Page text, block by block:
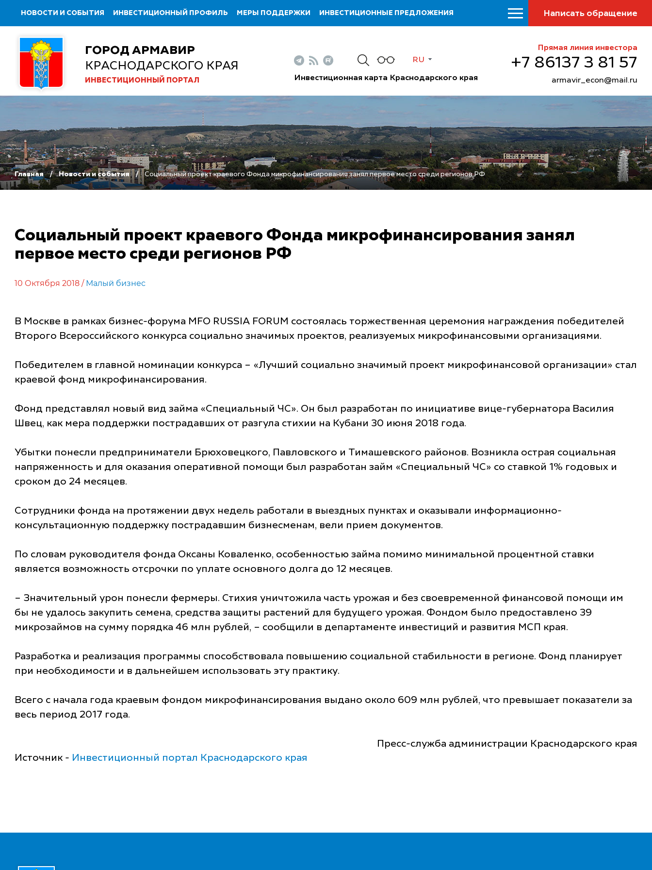
НОВОСТИ И СОБЫТИЯ ИНВЕСТИЦИОННЫЙ ПРОФИЛЬ МЕРЫ ПОДДЕРЖКИ ИНВЕСТИЦИОННЫЕ ПРЕДЛОЖЕНИЯ Написать обращение
ГОРОД АРМАВИР
КРАСНОДАРСКОГО КРАЯ
ИНВЕСТИЦИОННЫЙ ПОРТАЛ
RU
Инвестиционная карта Краснодарского края
Прямая линия инвестора
+7 86137 3 81 57
armavir_econ@mail.ru
Главная Новости и события Социальный проект краевого Фонда микрофинансирования занял первое место среди регионов РФ
Социальный проект краевого Фонда микрофинансирования занял
первое место среди регионов РФ
10 Октября 2018 / Малый бизнес
В Москве в рамках бизнес-форума MFO RUSSIA FORUM состоялась торжественная церемония награждения победителей
Второго Всероссийского конкурса социально значимых проектов, реализуемых микрофинансовыми организациями.
Победителем в главной номинации конкурса – «Лучший социально значимый проект микрофинансовой организации» стал
краевой фонд микрофинансирования.
Фонд представлял новый вид займа «Специальный ЧС». Он был разработан по инициативе вице-губернатора Василия
Швец, как мера поддержки пострадавших от разгула стихии на Кубани 30 июня 2018 года.
Убытки понесли предприниматели Брюховецкого, Павловского и Тимашевского районов. Возникла острая социальная
напряженность и для оказания оперативной помощи был разработан займ «Специальный ЧС» со ставкой 1% годовых и
сроком до 24 месяцев.
Сотрудники фонда на протяжении двух недель работали в выездных пунктах и оказывали информационно-
консультационную поддержку пострадавшим бизнесменам, вели прием документов.
По словам руководителя фонда Оксаны Коваленко, особенностью займа помимо минимальной процентной ставки
является возможность отсрочки по уплате основного долга до 12 месяцев.
– Значительный урон понесли фермеры. Стихия уничтожила часть урожая и без своевременной финансовой помощи им
бы не удалось закупить семена, средства защиты растений для будущего урожая. Фондом было предоставлено 39
микрозаймов на сумму порядка 46 млн рублей, – сообщили в департаменте инвестиций и развития МСП края.
Разработка и реализация программы способствовала повышению социальной стабильности в регионе. Фонд планирует
при необходимости и в дальнейшем использовать эту практику.
Всего с начала года краевым фондом микрофинансирования выдано около 609 млн рублей, что превышает показатели за
весь период 2017 года.
Пресс-служба администрации Краснодарского края
Источник - Инвестиционный портал Краснодарского края